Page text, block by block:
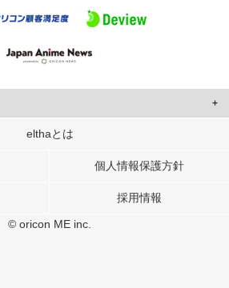
して、ユーザーに合わせたコンテンツや広告の
解析の各パートナーに提供しています。
elthaとは
個人情報保護方針
採用情報
© oricon ME inc.